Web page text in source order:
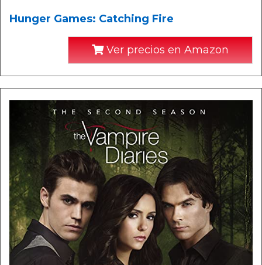
Hunger Games: Catching Fire
Ver precios en Amazon